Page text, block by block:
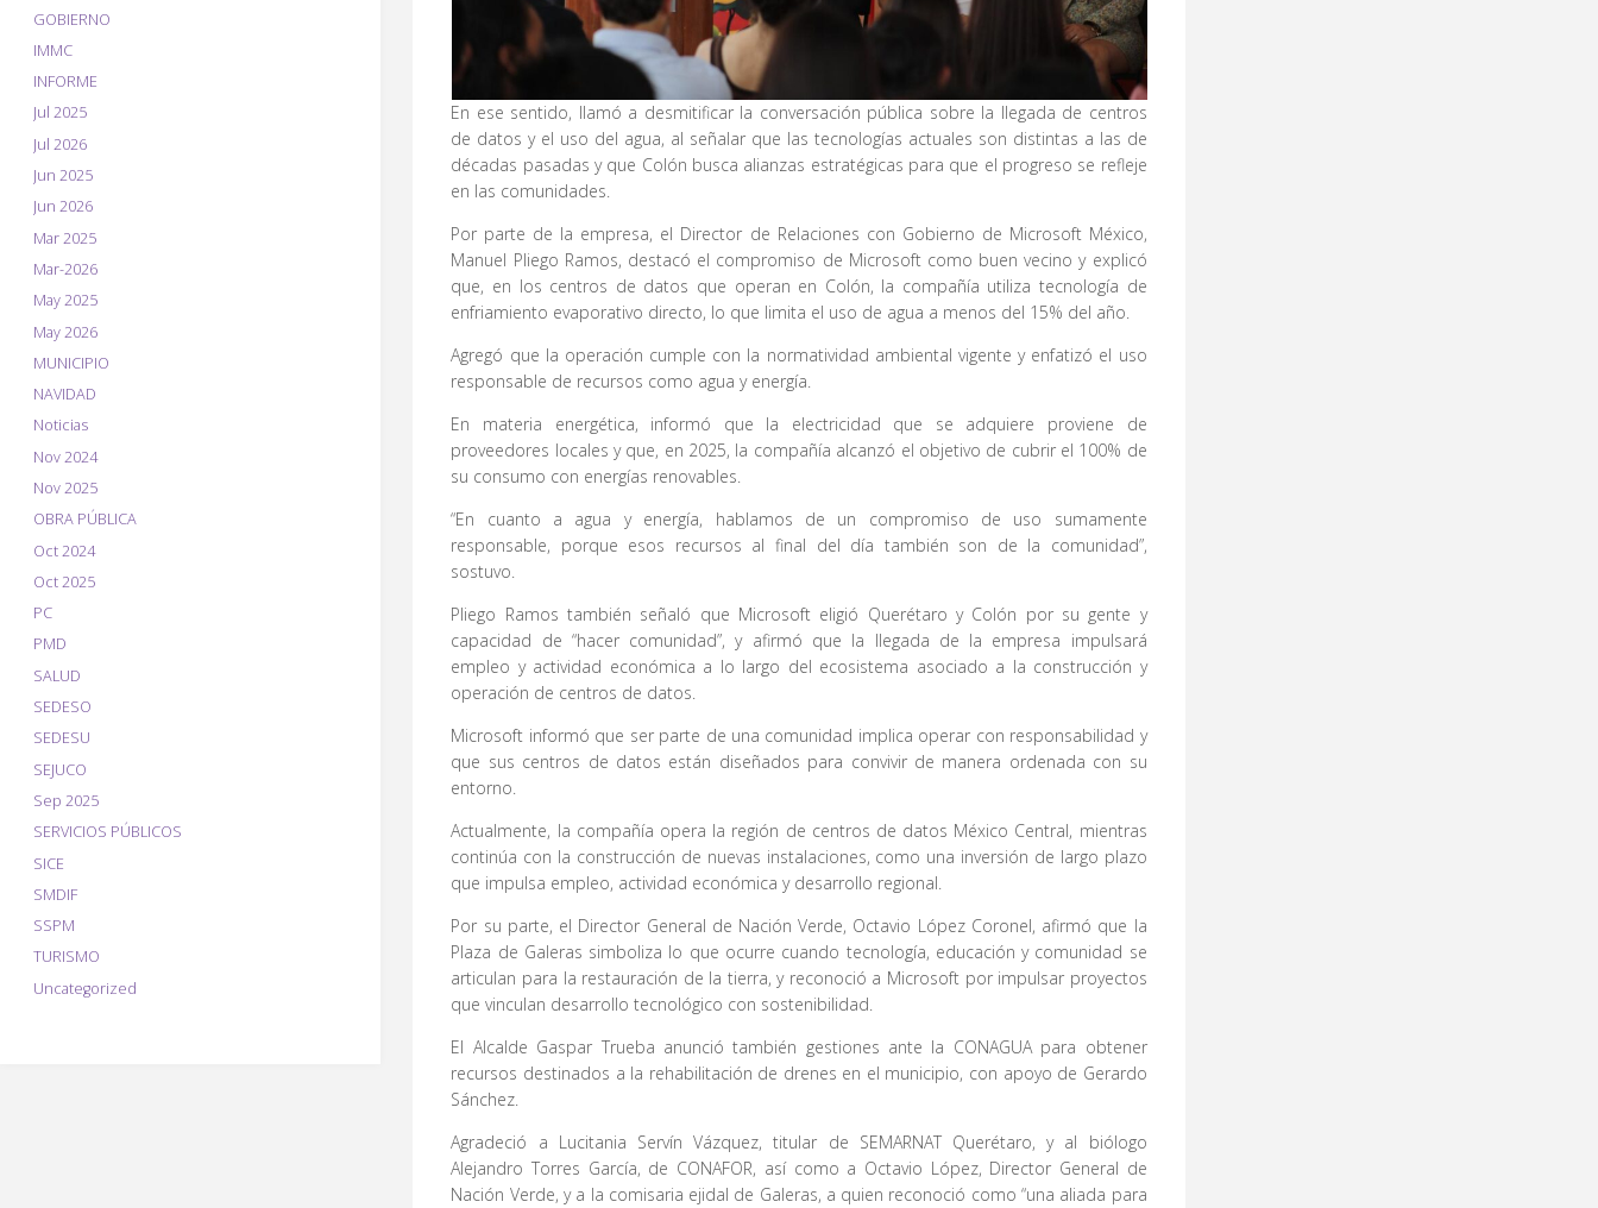
En ese sentido, llamó a desmitificar la conversación pública sobre la llegada de centros
de datos y el uso del agua, al señalar que las tecnologías actuales son distintas a las de
décadas pasadas y que Colón busca alianzas estratégicas para que el progreso se refleje
en las comunidades.
Por parte de la empresa, el Director de Relaciones con Gobierno de Microsoft México,
Manuel Pliego Ramos, destacó el compromiso de Microsoft como buen vecino y explicó
que, en los centros de datos que operan en Colón, la compañía utiliza tecnología de
enfriamiento evaporativo directo, lo que limita el uso de agua a menos del 15% del año.
Agregó que la operación cumple con la normatividad ambiental vigente y enfatizó el uso
responsable de recursos como agua y energía.
En materia energética, informó que la electricidad que se adquiere proviene de
proveedores locales y que, en 2025, la compañía alcanzó el objetivo de cubrir el 100% de
su consumo con energías renovables.
“En cuanto a agua y energía, hablamos de un compromiso de uso sumamente
responsable, porque esos recursos al final del día también son de la comunidad”,
sostuvo.
Pliego Ramos también señaló que Microsoft eligió Querétaro y Colón por su gente y
capacidad de “hacer comunidad”, y afirmó que la llegada de la empresa impulsará
empleo y actividad económica a lo largo del ecosistema asociado a la construcción y
operación de centros de datos.
Microsoft informó que ser parte de una comunidad implica operar con responsabilidad y
que sus centros de datos están diseñados para convivir de manera ordenada con su
entorno.
Actualmente, la compañía opera la región de centros de datos México Central, mientras
continúa con la construcción de nuevas instalaciones, como una inversión de largo plazo
que impulsa empleo, actividad económica y desarrollo regional.
Por su parte, el Director General de Nación Verde, Octavio López Coronel, afirmó que la
Plaza de Galeras simboliza lo que ocurre cuando tecnología, educación y comunidad se
articulan para la restauración de la tierra, y reconoció a Microsoft por impulsar proyectos
que vinculan desarrollo tecnológico con sostenibilidad.
El Alcalde Gaspar Trueba anunció también gestiones ante la CONAGUA para obtener
recursos destinados a la rehabilitación de drenes en el municipio, con apoyo de Gerardo
Sánchez.
Agradeció a Lucitania Servín Vázquez, titular de SEMARNAT Querétaro, y al biólogo
Alejandro Torres García, de CONAFOR, así como a Octavio López, Director General de
Nación Verde, y a la comisaria ejidal de Galeras, a quien reconoció como “una aliada para
GOBIERNO
IMMC
INFORME
Jul 2025
Jul 2026
Jun 2025
Jun 2026
Mar 2025
Mar-2026
May 2025
May 2026
MUNICIPIO
NAVIDAD
Noticias
Nov 2024
Nov 2025
OBRA PÚBLICA
Oct 2024
Oct 2025
PC
PMD
SALUD
SEDESO
SEDESU
SEJUCO
Sep 2025
SERVICIOS PÚBLICOS
SICE
SMDIF
SSPM
TURISMO
Uncategorized